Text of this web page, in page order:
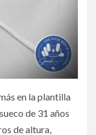
en la plantilla
de 31 años
de altura,